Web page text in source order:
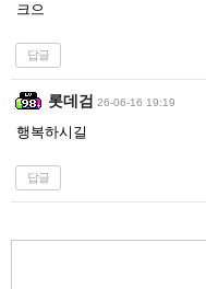
크으
답글
롯데검 26-06-16 19:19
행복하시길
답글